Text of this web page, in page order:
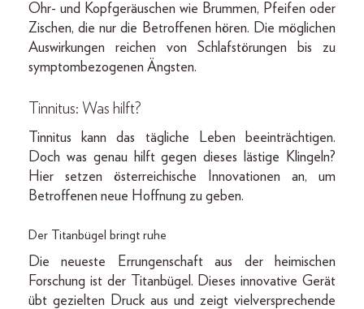
Ohr- und Kopfgeräuschen wie Brummen, Pfeifen oder
Zischen, die nur die Betroffenen hören. Die möglichen
Auswirkungen reichen von Schlafstörungen bis zu
symptombezogenen Ängsten.
Tinnitus: Was hilft?
Tinnitus kann das tägliche Leben beeinträchtigen.
Doch was genau hilft gegen dieses lästige Klingeln?
Hier setzen österreichische Innovationen an, um
Betroffenen neue Hoffnung zu geben.
Der Titanbügel bringt ruhe
Die neueste Errungenschaft aus der heimischen
Forschung ist der Titanbügel. Dieses innovative Gerät
übt gezielten Druck aus und zeigt vielversprechende